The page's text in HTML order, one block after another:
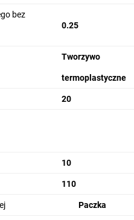
bez
0.25
Tworzywo
termoplastyczne
20
10
110
Paczka